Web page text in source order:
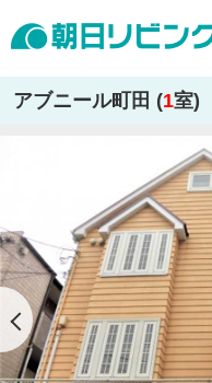
アブニール町田 (1室)